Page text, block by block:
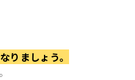
りましょう。